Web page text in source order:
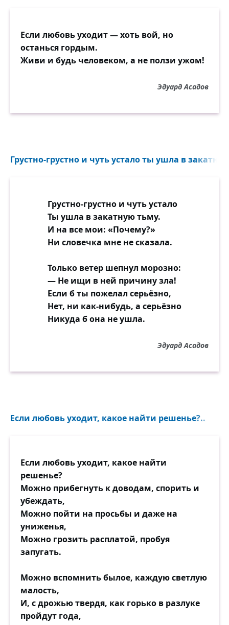
Если любовь уходит — хоть вой, но
останься гордым.
Живи и будь человеком, а не ползи ужом!
Эдуард Асадов
Грустно-грустно и чуть устало ты ушла в
Грустно-грустно и чуть устало
Ты ушла в закатную тьму.
И на все мои: «Почему?»
Ни словечка мне не сказала.
Только ветер шепнул морозно:
— Не ищи в ней причину зла!
Если б ты пожелал серьёзно,
Нет, ни как-нибудь, а серьёзно
Никуда б она не ушла.
Эдуард Асадов
Если любовь уходит, какое найти решенье?..
Если любовь уходит, какое найти
решенье?
Можно прибегнуть к доводам, спорить и
убеждать,
Можно пойти на просьбы и даже на
униженья,
Можно грозить расплатой, пробуя
запугать.
Можно вспомнить былое, каждую светлую
малость,
И, с дрожью твердя, как горько в разлуке
пройдут года,